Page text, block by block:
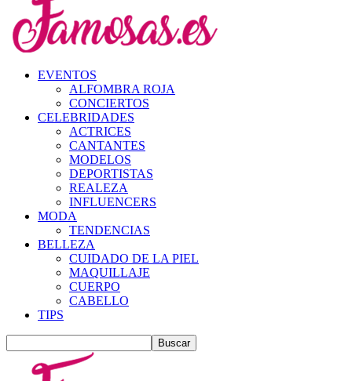
EVENTOS
ALFOMBRA ROJA
CONCIERTOS
CELEBRIDADES
ACTRICES
CANTANTES
MODELOS
DEPORTISTAS
REALEZA
INFLUENCERS
MODA
TENDENCIAS
BELLEZA
CUIDADO DE LA PIEL
MAQUILLAJE
CUERPO
CABELLO
TIPS